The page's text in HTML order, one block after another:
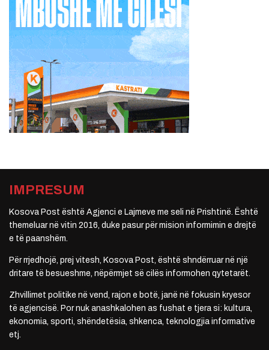
IMPRESUM
Kosova Post është Agjenci e Lajmeve me seli në Prishtinë. Është
themeluar në vitin 2016, duke pasur për mision informimin e drejtë
e të paanshëm.
Për rrjedhojë, prej vitesh, Kosova Post, është shndërruar në një
dritare të besueshme, nëpërmjet së cilës informohen qytetarët.
Zhvillimet politike në vend, rajon e botë, janë në fokusin kryesor
të agjencisë. Por nuk anashkalohen as fushat e tjera si: kultura,
ekonomia, sporti, shëndetësia, shkenca, teknologjia informative
etj.